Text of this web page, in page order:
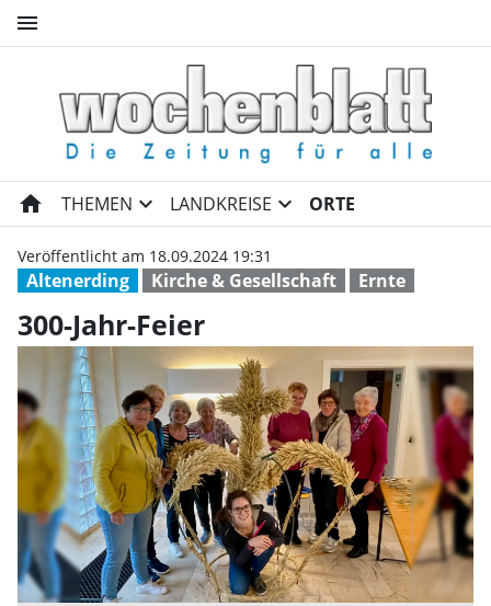
menu
300-Jahr-Feier | Wochenblatt
home THEMEN expand_more LANDKREISE expand_more ORTE
Altenerding Kirche & Gesellschaft Ernte
Veröffentlicht am 18.09.2024 19:31
300-Jahr-Feier